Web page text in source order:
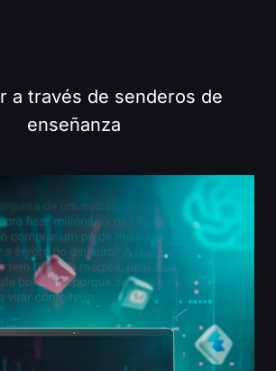
a través de senderos de
enseñanza